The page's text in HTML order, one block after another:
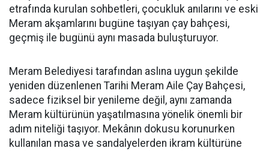
etrafında kurulan sohbetleri, çocukluk anılarını ve eski
Meram akşamlarını bugüne taşıyan çay bahçesi,
geçmiş ile bugünü aynı masada buluşturuyor.
Meram Belediyesi tarafından aslına uygun şekilde
yeniden düzenlenen Tarihi Meram Aile Çay Bahçesi,
sadece fiziksel bir yenileme değil, aynı zamanda
Meram kültürünün yaşatılmasına yönelik önemli bir
adım niteliği taşıyor. Mekânın dokusu korunurken
kullanılan masa ve sandalyelerden ikram kültürüne